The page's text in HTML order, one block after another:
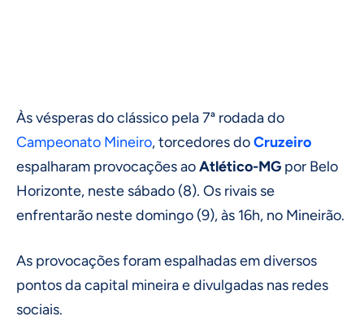
Às vésperas do clássico pela 7ª rodada do
Campeonato Mineiro, torcedores doCruzeiro
espalharam provocações aoAtlético-MG por Belo
Horizonte, neste sábado (8). Os rivais se
enfrentarão neste domingo (9), às 16h, no Mineirão.
As provocações foram espalhadas em diversos
pontos da capital mineira e divulgadas nas redes
sociais.